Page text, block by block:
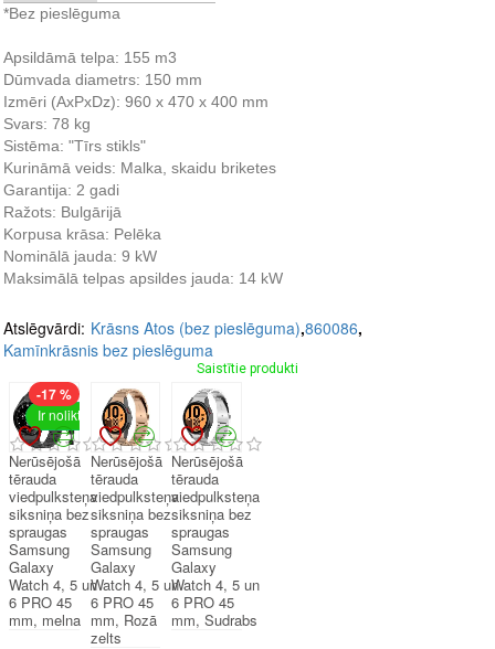
*Bez pieslēguma
Apsildāmā telpa: 155 m3
Dūmvada diametrs: 150 mm
Izmēri (AxPxDz): 960 x 470 x 400 mm
Svars: 78 kg
Sistēma: "Tīrs stikls"
Kurināmā veids: Malka, skaidu briketes
Garantija: 2 gadi
Ražots: Bulgārijā
Korpusa krāsa: Pelēka
Nominālā jauda: 9 kW
Maksimālā telpas apsildes jauda: 14 kW
Atslēgvārdi: Krāsns Atos (bez pieslēguma),860086,
Kamīnkrāsnis bez pieslēguma
Saistītie produkti
Ir noliktavā
-17 %
Nerūsējošā
tērauda
viedpulksteņa
siksniņa bez
spraugas
Samsung
Galaxy
Watch 4, 5 un
6 PRO 45
mm, melna
Nerūsējošā
tērauda
viedpulksteņa
siksniņa bez
spraugas
Samsung
Galaxy
Watch 4, 5 un
6 PRO 45
mm, Rozā
zelts
Nerūsējošā
tērauda
viedpulksteņa
siksniņa bez
spraugas
Samsung
Galaxy
Watch 4, 5 un
6 PRO 45
mm, Sudrabs